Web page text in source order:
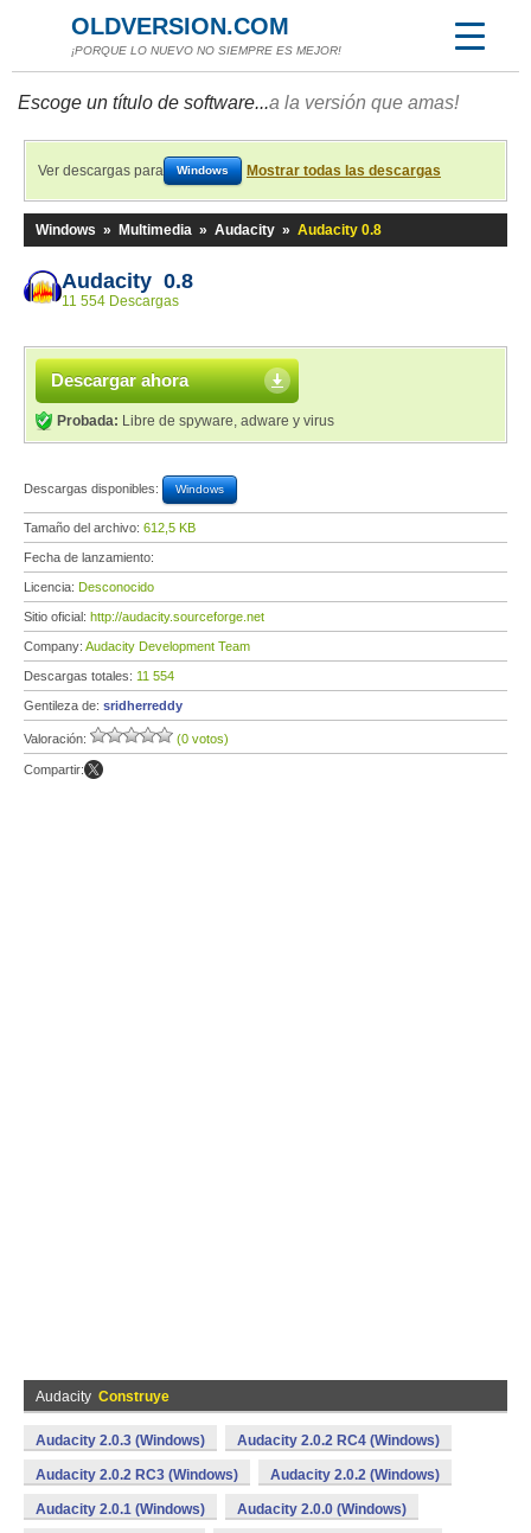
OLDVERSION.COM
¡PORQUE LO NUEVO NO SIEMPRE ES MEJOR!
Escoge un título de software...a la versión que amas!
Ver descargas para Windows Mostrar todas las descargas
Windows » Multimedia » Audacity » Audacity 0.8
Audacity 0.8
11 554 Descargas
Descargar ahora
Probada: Libre de spyware, adware y virus
Descargas disponibles: Windows
Tamaño del archivo: 612,5 KB
Fecha de lanzamiento:
Licencia: Desconocido
Sitio oficial: http://audacity.sourceforge.net
Company: Audacity Development Team
Descargas totales: 11 554
Gentileza de: sridherreddy
Valoración: (0 votos)
Compartir:
Audacity Construye
Audacity 2.0.3 (Windows) Audacity 2.0.2 RC4 (Windows)
Audacity 2.0.2 RC3 (Windows) Audacity 2.0.2 (Windows)
Audacity 2.0.1 (Windows) Audacity 2.0.0 (Windows)